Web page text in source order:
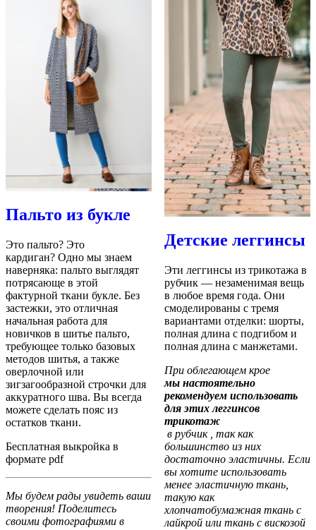
Пальто из букле
Это пальто? Это
кардиган? Одно мы знаем
наверняка: пальто выглядят
потрясающе в этой
фактурной ткани букле. Без
застежки, это отличная
начальная работа для
новичков в шитье пальто,
требующее только базовых
методов шитья, а также
оверлочной или
зигзагообразной строчки для
аккуратного шва. Вы всегда
можете сделать пояс из
остатков ткани.
Бесплатная выкройка в
формате pdf
Мы будем рады увидеть ваши
творения! Поделитесь
своими фотографиями в
Детские леггинсы
Эти леггинсы из трикотажа в
рубчик — незаменимая вещь
в любое время года. Они
смоделированы с тремя
вариантами отделки: шорты,
полная длина с подгибом и
полная длина с манжетами.
При облегающем крое
мы настоятельно
рекомендуем использовать
для этих леггинсов
трикотаж
в рубчик , так как
большинство из них
достаточно эластичны. Если
вы хотите использовать
менее эластичную ткань,
такую ​​как
хлопчатобумажная ткань с
лайкрой или ткань с вискозой